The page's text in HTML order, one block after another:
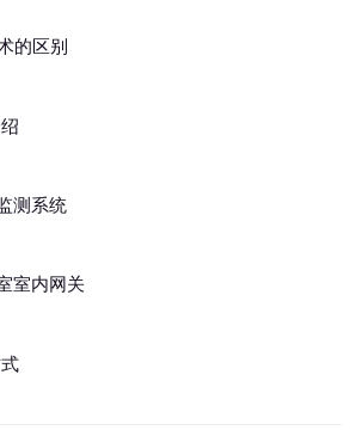
的区别
测系统
室内网关